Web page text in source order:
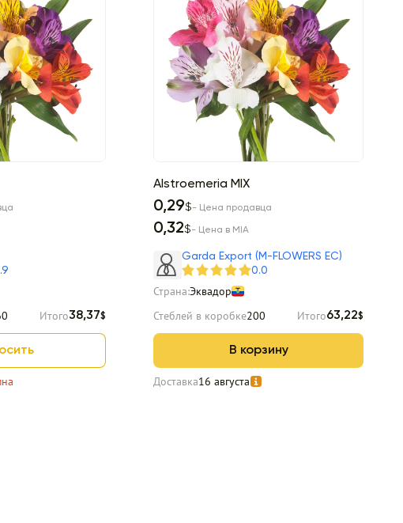
Итого38,37$
Alstroemeria MIX
0,29$- Цена продавца
0,32$- Цена в MIA
Garda Export (M-FLOWERS EC)
0.0
Страна:Эквадор
Стеблей в коробке200 Итого63,22$
В корзину
Доставка16 августа